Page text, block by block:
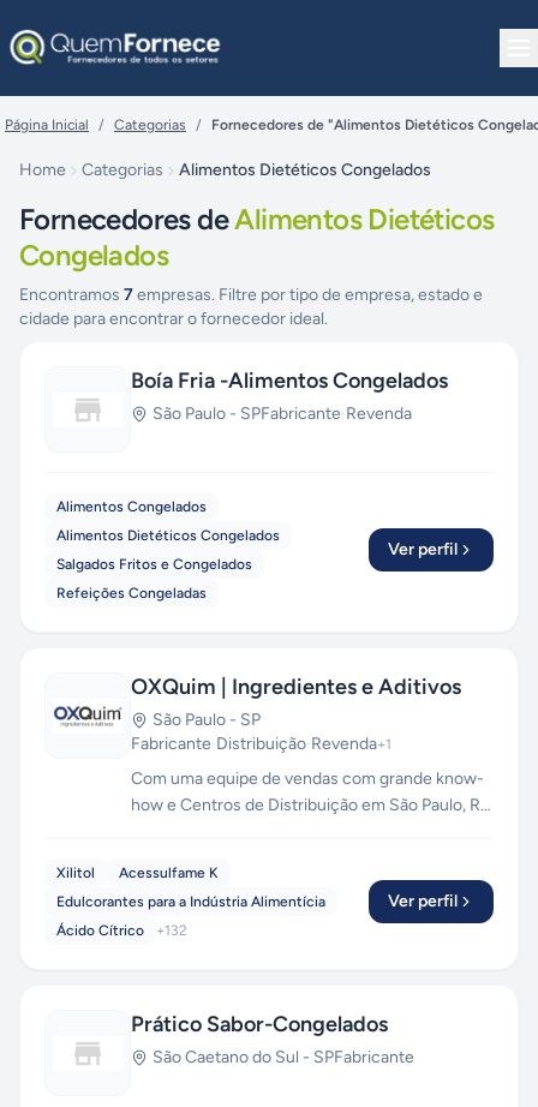
Página Inicial / Categorias / Fornecedores de "Alimentos Dietéticos
Home Categorias Alimentos Dietéticos Congelados
Fornecedores deAlimentos Dietéticos
Congelados
Encontramos 7empresas. Filtre por tipo de empresa, estado e
cidade para encontrar o fornecedor ideal.
Boía Fria -Alimentos Congelados
São Paulo - SPFabricante·Revenda
Alimentos Congelados
Alimentos Dietéticos Congelados
Salgados Fritos e Congelados
Refeições Congeladas
Ver perfil
OXQuim | Ingredientes e Aditivos
São Paulo - SP
Fabricante·Distribuição·Revenda+1
Com uma equipe de vendas com grande know-
how e Centros de Distribuição em São Paulo, Rio
para os segmentos: ALIMENTÍCIO,
COSMÉTICO, FÁRMACÊUTICO, NUTRIÇÃO
ANIMAL, SUPLEMENTOS e outros.
Xilitol
Acessulfame K
Edulcorantes para a Indústria Alimentícia
Ácido Cítrico
+132
Ver perfil
Prático Sabor-Congelados
São Caetano do Sul - SPFabricante